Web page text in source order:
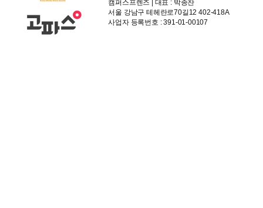
캠퍼스프렌즈 | 대표 : 박종찬
서울 강남구 테헤란로70길12 402-418A
사업자 등록번호 : 391-01-00107